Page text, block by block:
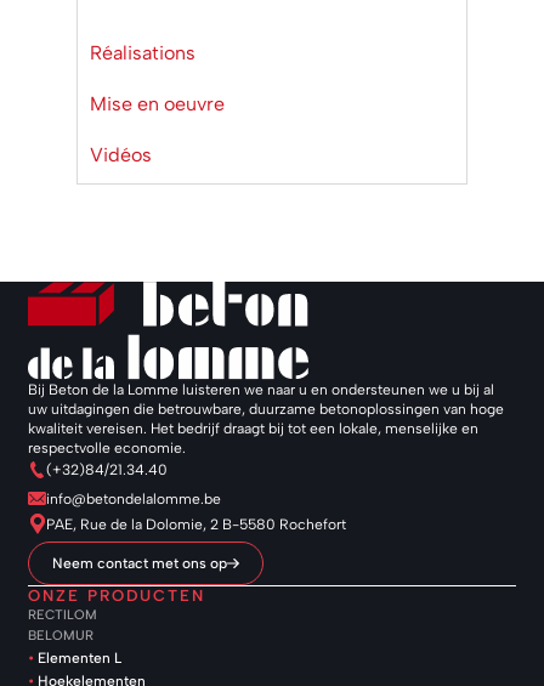
Réalisations
Mise en oeuvre
Vidéos
Bij Beton de la Lomme luisteren we naar u en ondersteunen we u bij al
uw uitdagingen die betrouwbare, duurzame betonoplossingen van hoge
kwaliteit vereisen. Het bedrijf draagt bij tot een lokale, menselijke en
respectvolle economie.
(+32)84/21.34.40
info@betondelalomme.be
PAE, Rue de la Dolomie, 2 B-5580 Rochefort
Neem contact met ons op
ONZE PRODUCTEN
RECTILOM
BELOMUR
Elementen L
Hoekelementen